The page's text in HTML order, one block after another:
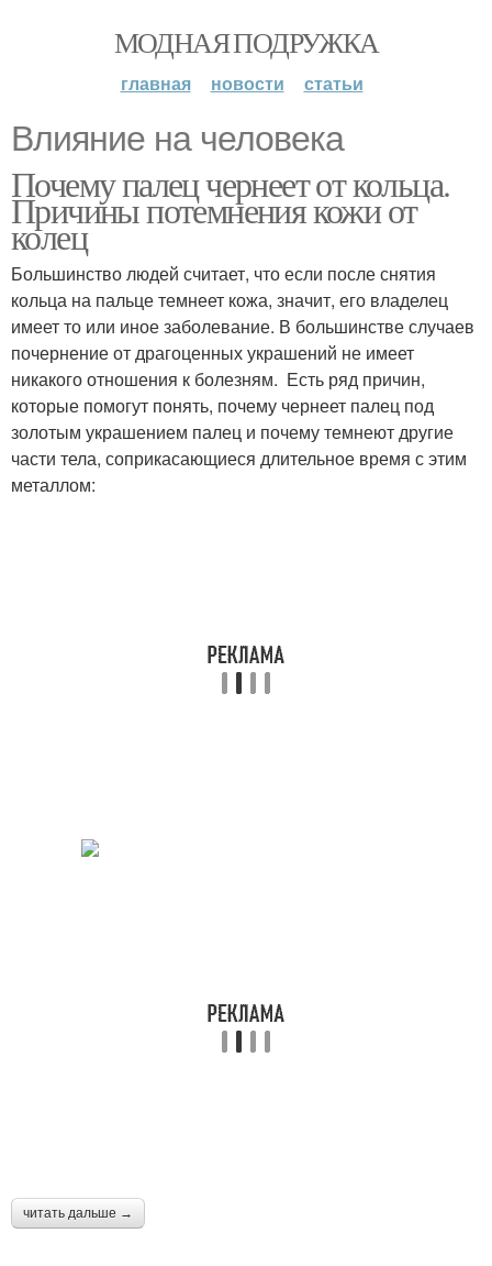
МОДНАЯ ПОДРУЖКА
главная новости статьи
Влияние на человека
Почему палец чернеет от кольца.
Причины потемнения кожи от
колец
Большинство людей считает, что если после снятия
кольца на пальце темнеет кожа, значит, его владелец
имеет то или иное заболевание. В большинстве случаев
почернение от драгоценных украшений не имеет
никакого отношения к болезням. Есть ряд причин,
которые помогут понять, почему чернеет палец под
золотым украшением палец и почему темнеют другие
части тела, соприкасающиеся длительное время с этим
металлом:
читать дальше →